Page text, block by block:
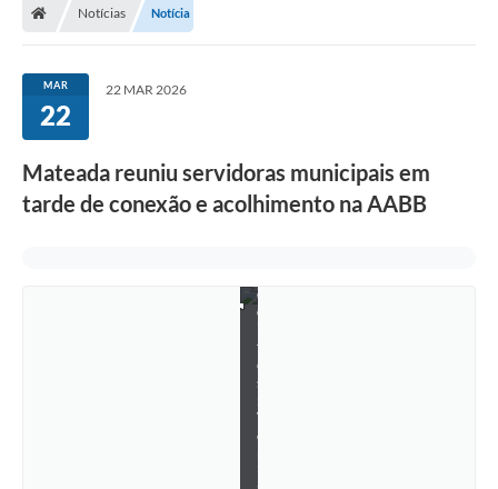
Conselhos Municipais
Serviços on-line
Turismo
Notícias Notícia
MAR
22
22 MAR 2026
Mateada reuniu servidoras municipais em
tarde de conexão e acolhimento na AABB
é
d
t
o
s
V
e